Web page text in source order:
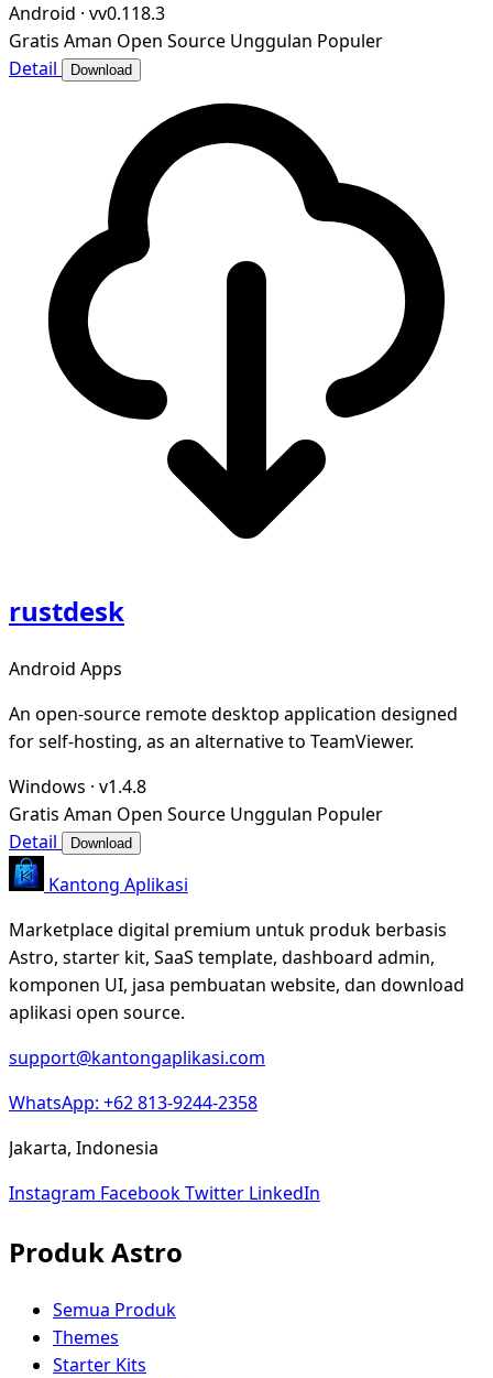
Android · vv0.118.3
Gratis Aman Open Source Unggulan Populer
Detail
Download
rustdesk
Android Apps
An open-source remote desktop application designed
for self-hosting, as an alternative to TeamViewer.
Windows · v1.4.8
Gratis Aman Open Source Unggulan Populer
Detail
Download
Kantong Aplikasi
Marketplace digital premium untuk produk berbasis
Astro, starter kit, SaaS template, dashboard admin,
komponen UI, jasa pembuatan website, dan download
aplikasi open source.
support@kantongaplikasi.com
WhatsApp: +62 813-9244-2358
Jakarta, Indonesia
Instagram FacebookTwitter LinkedIn
Produk Astro
Semua Produk
Themes
Starter Kits